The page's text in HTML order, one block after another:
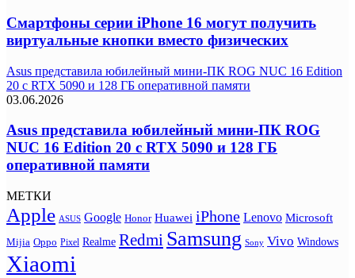
Смартфоны серии iPhone 16 могут получить
виртуальные кнопки вместо физических
Asus представила юбилейный мини-ПК ROG NUC 16 Edition
20 с RTX 5090 и 128 ГБ оперативной памяти
03.06.2026
Asus представила юбилейный мини-ПК ROG
NUC 16 Edition 20 с RTX 5090 и 128 ГБ
оперативной памяти
МЕТКИ
Apple ASUS Google Honor Huawei iPhone Lenovo Microsoft
Mijia Oppo Pixel Realme Redmi Samsung Sony Vivo Windows
Xiaomi